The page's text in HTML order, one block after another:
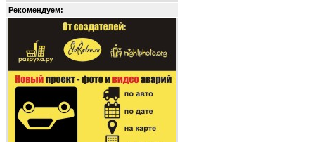
Рекомендуем: